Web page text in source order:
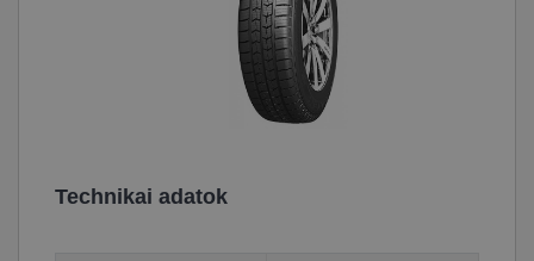
Technikai adatok